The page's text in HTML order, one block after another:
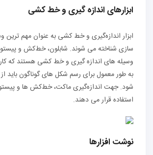
ابزارهای اندازه گیری و خط کشی
ابزار اندازه‌گیری و خط کشی به عنوان مهم
سازی شناخته می‌ شوند. شابلون، خط‌کش و
وسیله‌ های اندازه ‌گیری و خط کشی هستند که
به طور معمول برای رسم شکل ‌های گوناگون باید از
شود. جهت اندازه‌گیری ماکت، خط‌کش‌ ها و
استفاده قرار می‌ دهند.
نوشت افزارها